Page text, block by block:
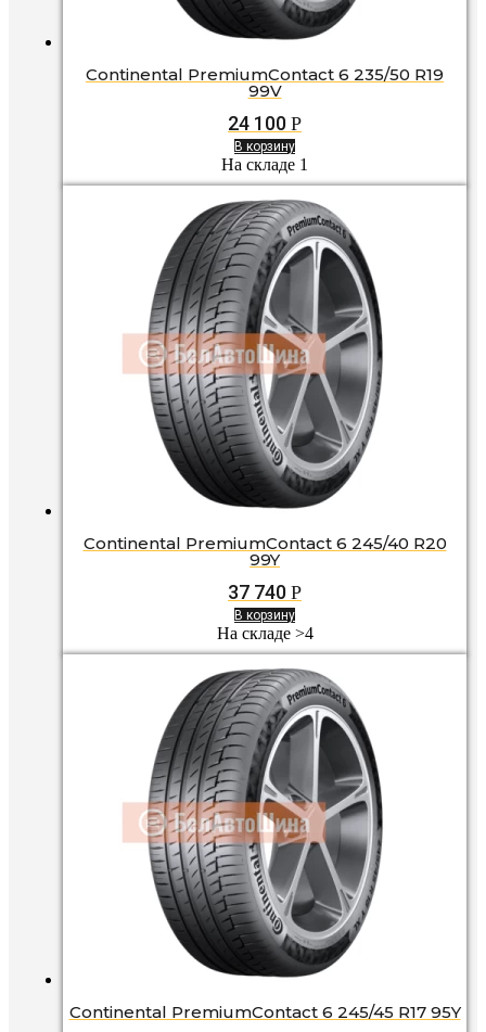
Continental PremiumContact 6 235/50 R19
99V
24 100 Р
В корзину
На складе 1
Continental PremiumContact 6 245/40 R20
99Y
37 740 Р
В корзину
На складе >4
Continental PremiumContact 6 245/45 R17 95Y